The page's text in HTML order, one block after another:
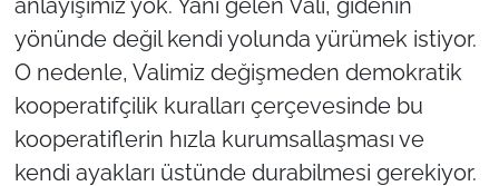
anlayışımız yok. Yani gelen Vali, gidenin
yönünde değil kendi yolunda yürümek istiyor.
O nedenle, Valimiz değişmeden demokratik
kooperatifçilik kuralları çerçevesinde bu
kooperatiflerin hızla kurumsallaşması ve
kendi ayakları üstünde durabilmesi gerekiyor.